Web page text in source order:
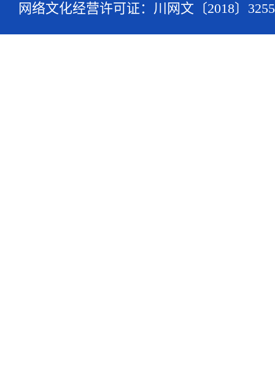
网络文化经营许可证：川网文〔2018〕